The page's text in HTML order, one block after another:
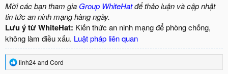
Mời các bạn tham gia Group WhiteHatđể thảo luận và cập nhật
tin tức an ninh mạng hàng ngày.
Lưu ý từ WhiteHat: Kiến thức an ninh mạng để phòng chống,
không làm điều xấu. Luật pháp liên quan
R
e
linh24and Cord